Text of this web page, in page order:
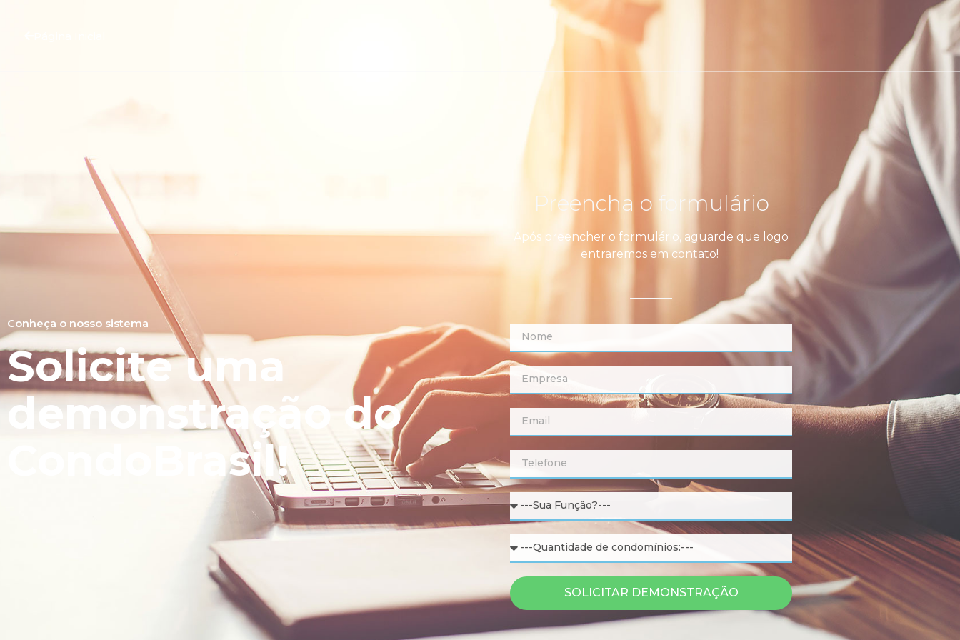
Conheça o nosso sistema
Solicite uma
demonstração do
CondoBrasil!
Preencha o formulário
Após preencher o formulário, aguarde que logo
entraremos em contato!
SOLICITAR DEMONSTRAÇÃO